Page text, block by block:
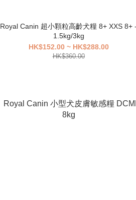
Royal Canin 超小顆粒高齡犬糧 8+ XXS 8+ -
1.5kg/3kg
HK$152.00 ~ HK$288.00
HK$360.00